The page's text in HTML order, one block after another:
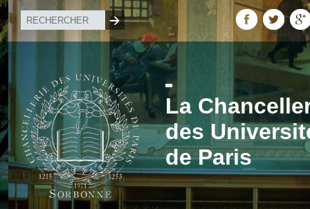
La
des
de Paris